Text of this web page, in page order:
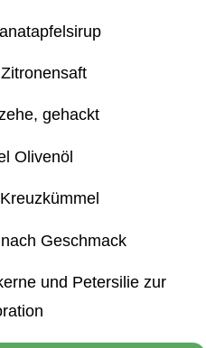
gehackt
Olivenöl
Geschmack
und Petersilie zur